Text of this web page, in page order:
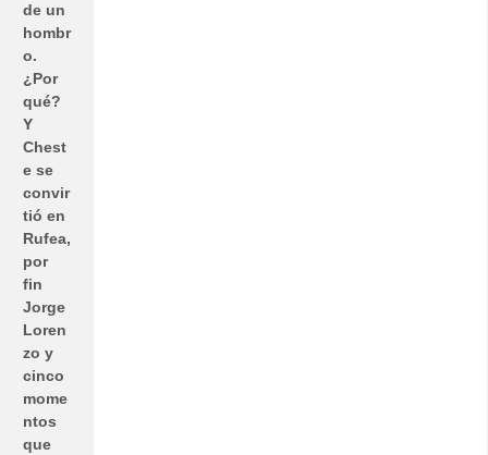
de un
hombr
o.
¿Por
qué?
Y
Chest
e se
convir
tió en
Rufea,
por
fin
Jorge
Loren
zo y
cinco
mome
ntos
que